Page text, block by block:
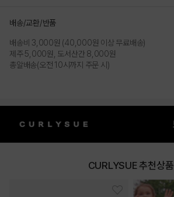
배송/교환/반품
배송비 3,000원 (40,000원 이상 무료배송)
제주 5,000원, 도서산간 8,000원
총알배송(오전 10시까지 주문 시)
CURLYSUE 추천상품